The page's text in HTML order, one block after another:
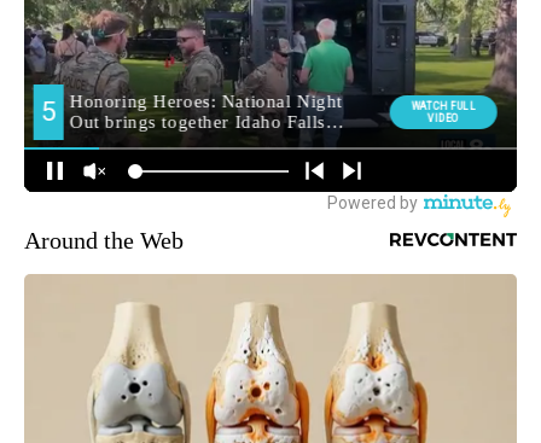
Around the Web